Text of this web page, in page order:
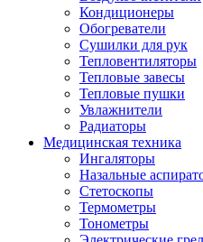
Плееры
Фото и
Экшн-
Кондиционеры
Обогреватели
Сушилки для рук
Тепловентиляторы
Тепловые завесы
Тепловые пушки
Увлажнители
Радиаторы
Медицинская техника
Ингаляторы
Назальные
Стетоскопы
Термометры
Тонометры